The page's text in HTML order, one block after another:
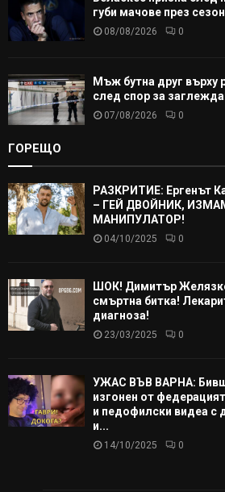
губи мачове през
08/08/2026 0
Мъж бутна друг върху
след спор за
07/08/2026 0
ГОРЕЩО
РАЗКРИТИЕ: Ергенът
– ГЕЙ ДВОЙНИК,
МАНИПУЛАТОР!
04/10/2025 0
ШОК! Димитър
смъртна битка!
диагноза!
23/03/2025 0
УЖАС ВЪВ ВАРНА:
изгонен от
и педофилски видеа с
и...
14/10/2025 0